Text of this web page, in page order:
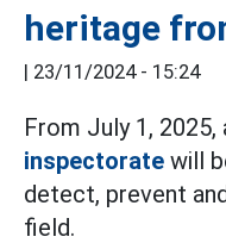
heritage
| 23/11/2024 - 15:24
From July 1,
inspectorate will
detect, prevent
field.